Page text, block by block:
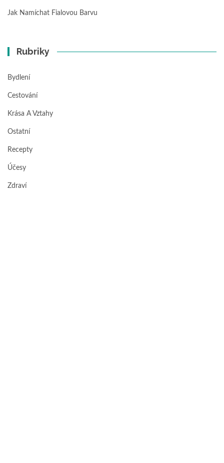
Jak Namíchat Fialovou Barvu
Rubriky
Bydlení
Cestování
Krása A Vztahy
Ostatní
Recepty
Účesy
Zdraví